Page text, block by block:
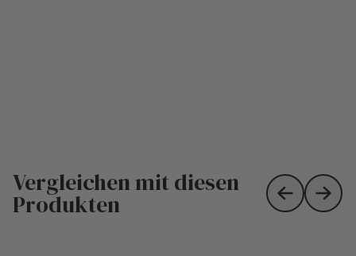
Vergleichen mit diesen
Produkten Skip toSkip